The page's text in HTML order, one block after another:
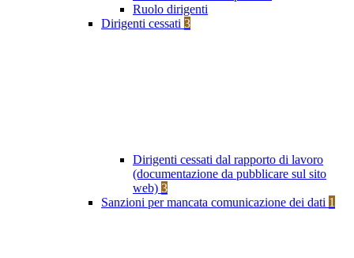
Ruolo dirigenti
Dirigenti cessati 3
Dirigenti cessati dal rapporto di lavoro
(documentazione da pubblicare sul sito
web) 3
Sanzioni per mancata comunicazione dei dati 1